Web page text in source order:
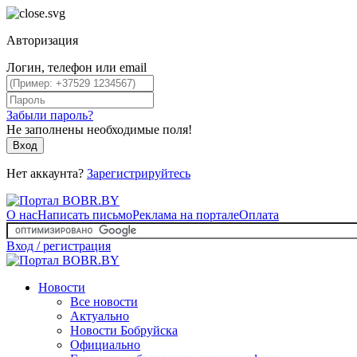
Авторизация
Логин, телефон или email
Забыли пароль?
Не заполнены необходимые поля!
Вход
Нет аккаунта? Зарегистрируйтесь
О насНаписать письмоРеклама на порталеОплата
Вход / регистрация
Новости
Все новости
Актуально
Новости Бобруйска
Официально